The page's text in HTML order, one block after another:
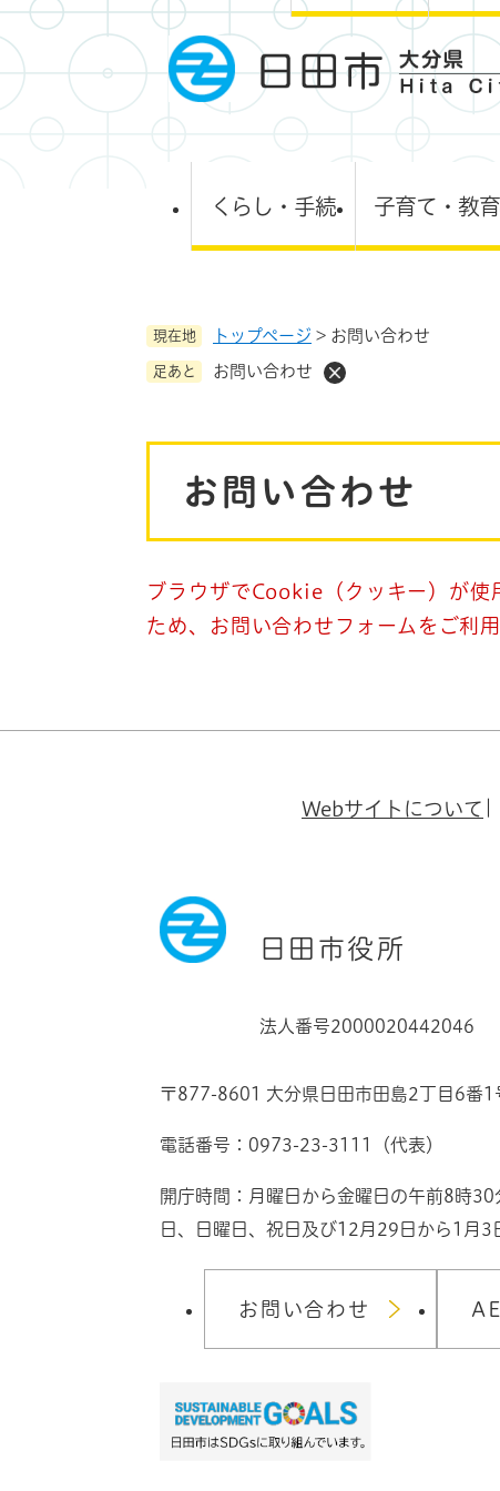
ペ
ー
の
くらし・手続 子育て・教育
現在地 トップページ > お問い合わせ
足あと お問い合わせ
お問い合わせ
ブラウザでCookie（クッキー）が使
ため、お問い合わせフォームをご利
Webサイトについて
日田市役所
法人番号2000020442046
〒877-8601 大分県日田市田島2丁目6番1
電話番号：0973-23-3111（代表）
開庁時間：月曜日から金曜日の午前8時
日、日曜日、祝日及び12月29日から1月3
お問い合わせ